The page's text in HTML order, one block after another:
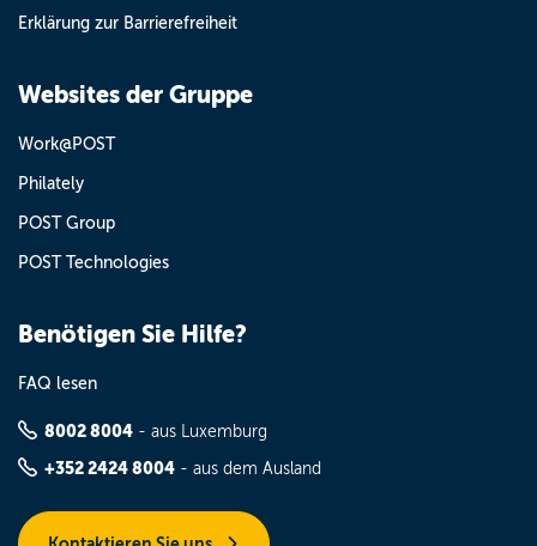
Erklärung zur Barrierefreiheit
Websites der Gruppe
Work@POST
Philately
POST Group
POST Technologies
Benötigen Sie Hilfe?
FAQ lesen
8002 8004 - aus Luxemburg
+352 2424 8004 - aus dem Ausland